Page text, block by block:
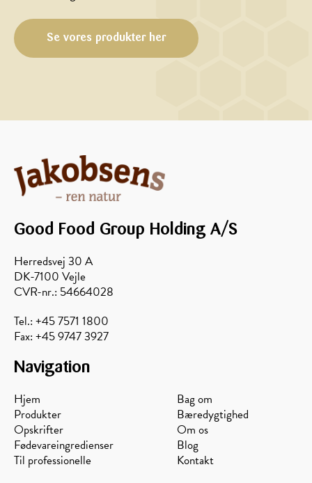
Se vores produkter her
Good Food Group Holding A/S
Herredsvej 30 A
DK-7100 Vejle
CVR-nr.: 54664028
Tel.: +45 7571 1800
Fax: +45 9747 3927
Navigation
Hjem
Produkter
Opskrifter
Fødevareingredienser
Til professionelle
Bag om
Bæredygtighed
Om os
Blog
Kontakt